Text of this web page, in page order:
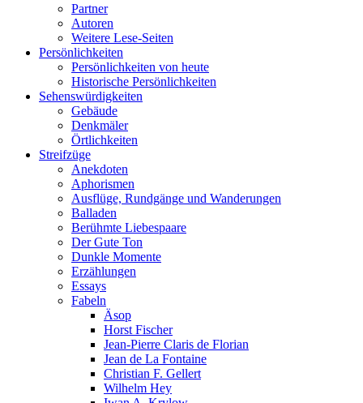
Partner
Autoren
Weitere Lese-Seiten
Persönlichkeiten
Persönlichkeiten von heute
Historische Persönlichkeiten
Sehenswürdigkeiten
Gebäude
Denkmäler
Örtlichkeiten
Streifzüge
Anekdoten
Aphorismen
Ausflüge, Rundgänge und Wanderungen
Balladen
Berühmte Liebespaare
Der Gute Ton
Dunkle Momente
Erzählungen
Essays
Fabeln
Äsop
Horst Fischer
Jean-Pierre Claris de Florian
Jean de La Fontaine
Christian F. Gellert
Wilhelm Hey